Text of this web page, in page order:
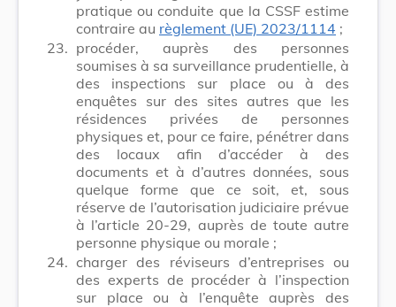
pratique ou conduite que la CSSF estime
contraire au règlement (UE) 2023/1114 ;
23. procéder, auprès des personnes
soumises à sa surveillance prudentielle, à
des inspections sur place ou à des
enquêtes sur des sites autres que les
résidences privées de personnes
physiques et, pour ce faire, pénétrer dans
des locaux afin d’accéder à des
documents et à d’autres données, sous
quelque forme que ce soit, et, sous
réserve de l’autorisation judiciaire prévue
à l’article 20-29, auprès de toute autre
personne physique ou morale ;
24. charger des réviseurs d’entreprises ou
des experts de procéder à l’inspection
sur place ou à l’enquête auprès des